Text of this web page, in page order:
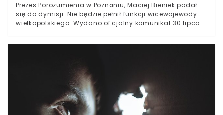
Prezes Porozumienia w Poznaniu, Maciej Bieniek podał
się do dymisji. Nie będzie pełnił funkcji wicewojewody
wielkopolskiego. Wydano oficjalny komunikat.30 lipca